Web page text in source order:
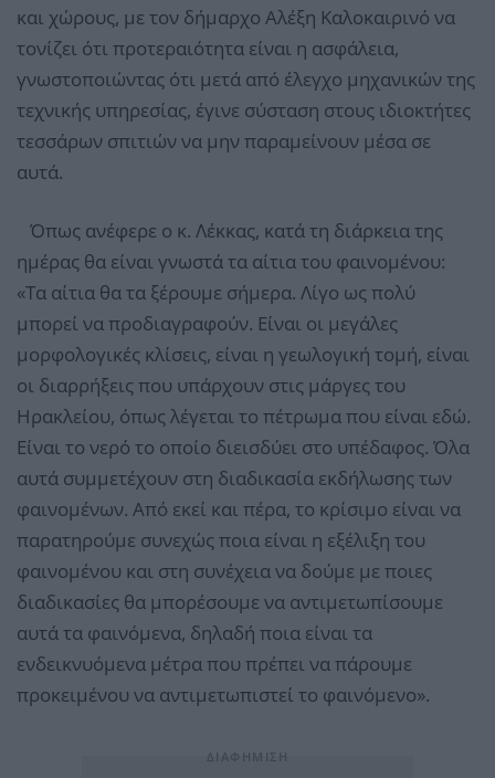
και χώρους, με τον δήμαρχο Αλέξη Καλοκαιρινό να
τονίζει ότι προτεραιότητα είναι η ασφάλεια,
γνωστοποιώντας ότι μετά από έλεγχο μηχανικών της
τεχνικής υπηρεσίας, έγινε σύσταση στους ιδιοκτήτες
τεσσάρων σπιτιών να μην παραμείνουν μέσα σε
αυτά.
Όπως ανέφερε ο κ. Λέκκας, κατά τη διάρκεια της
ημέρας θα είναι γνωστά τα αίτια του φαινομένου:
«Τα αίτια θα τα ξέρουμε σήμερα. Λίγο ως πολύ
μπορεί να προδιαγραφούν. Είναι οι μεγάλες
μορφολογικές κλίσεις, είναι η γεωλογική τομή, είναι
οι διαρρήξεις που υπάρχουν στις μάργες του
Ηρακλείου, όπως λέγεται το πέτρωμα που είναι εδώ.
Είναι το νερό το οποίο διεισδύει στο υπέδαφος. Όλα
αυτά συμμετέχουν στη διαδικασία εκδήλωσης των
φαινομένων. Από εκεί και πέρα, το κρίσιμο είναι να
παρατηρούμε συνεχώς ποια είναι η εξέλιξη του
φαινομένου και στη συνέχεια να δούμε με ποιες
διαδικασίες θα μπορέσουμε να αντιμετωπίσουμε
αυτά τα φαινόμενα, δηλαδή ποια είναι τα
ενδεικνυόμενα μέτρα που πρέπει να πάρουμε
προκειμένου να αντιμετωπιστεί το φαινόμενο».